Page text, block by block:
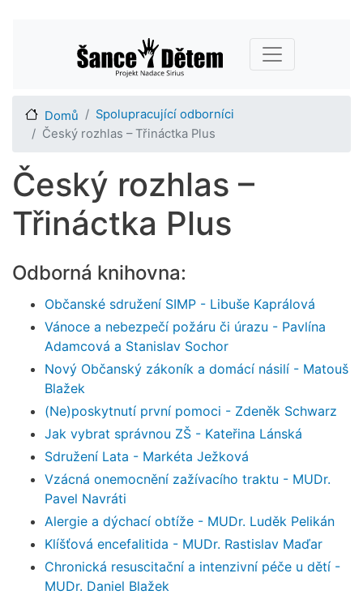
hlavnímu
obsahu
Main navigation
Domů
Spolupracující odborníci
Český rozhlas – Třináctka Plus
Český rozhlas –
Třináctka Plus
Odborná knihovna:
Občanské sdružení SIMP - Libuše Kaprálová
Vánoce a nebezpečí požáru či úrazu - Pavlína
Adamcová a Stanislav Sochor
Nový Občanský zákoník a domácí násilí - Matouš
Blažek
(Ne)poskytnutí první pomoci - Zdeněk Schwarz
Jak vybrat správnou ZŠ - Kateřina Lánská
Sdružení Lata - Markéta Ježková
Vzácná onemocnění zažívacího traktu - MUDr.
Pavel Navráti
Alergie a dýchací obtíže - MUDr. Luděk Pelikán
Klíšťová encefalitida - MUDr. Rastislav Maďar
Chronická resuscitační a intenzivní péče u dětí -
MUDr. Daniel Blažek